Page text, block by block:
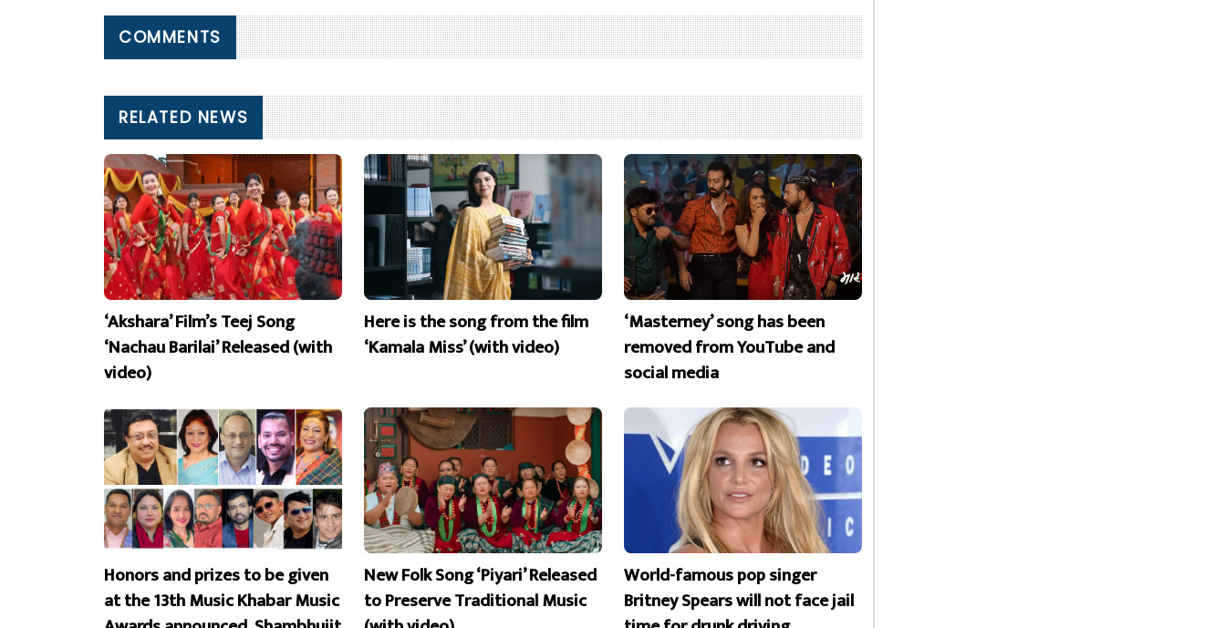
COMMENTS
RELATED NEWS
‘Akshara’ Film’s Teej Song
‘Nachau Barilai’ Released (with
video)
Here is the song from the film
‘Kamala Miss’ (with video)
‘Masterney’ song has been
removed from YouTube and
social media
Honors and prizes to be given
at the 13th Music Khabar Music
New Folk Song ‘Piyari’ Released
to Preserve Traditional Music
World-famous pop singer
Britney Spears will not face jail